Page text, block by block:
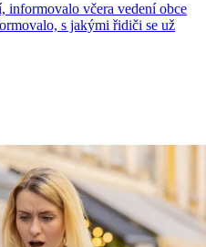
informovalo včera vedení obce
s jakými řidiči se už